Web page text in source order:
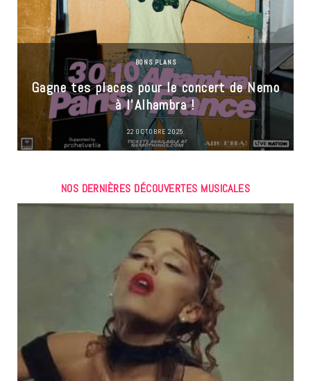
BONS PLANS
Gagne tes places pour le concert de Nemo
à l’Alhambra !
22 OCTOBRE 2025
NOS DERNIÈRES DÉCOUVERTES MUSICALES